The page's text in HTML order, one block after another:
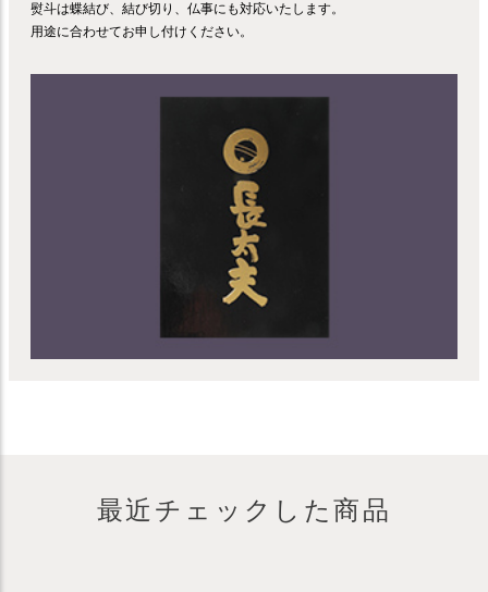
熨斗は蝶結び、結び切り、仏事にも対応いたします。
用途に合わせてお申し付けください。
最近チェックした商品